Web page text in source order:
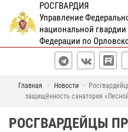
РОСГВАРДИЯ
Управление
национальной
Федерации по
Главная Новости
защищённость санатория
РОСГВАРДЕЙЦЫ